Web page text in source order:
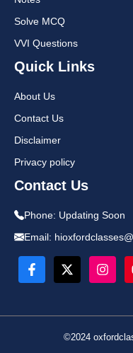
Solve MCQ
VVI Questions
Quick Links
About Us
Contact Us
Disclaimer
Privacy policy
Contact Us
Phone: Updating Soon
Email:
©2024